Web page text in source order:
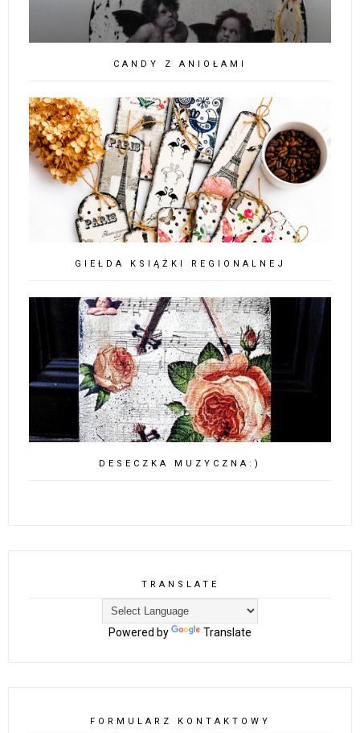
CANDY Z ANIOŁAMI
GIEŁDA KSIĄŻKI REGIONALNEJ
DESECZKA MUZYCZNA:)
TRANSLATE
Powered by Translate
FORMULARZ KONTAKTOWY